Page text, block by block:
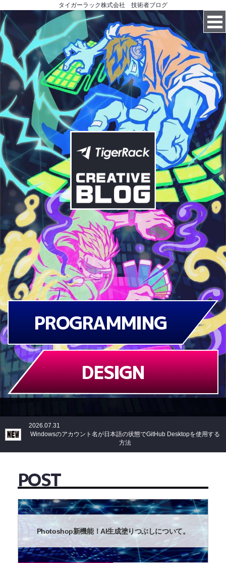
タイガーラック株式会社 技術者ブログ
PROGRAMMING
DESIGN
2026.07.31
Windowsのアカウント名が日本語の状態でGitHub Desktopを使用する
方法
POST
Photoshop新機能！AI生成塗りつぶしについて。